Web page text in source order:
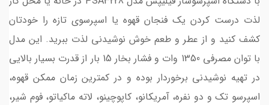
لذت درست کردن یک فنجان قهوه یا اسپرسوی تازه را خودتان
کشف کنید و از عطر و طعم خوش نوشیدنی لذت ببرید. این مدل
با توان مصرفی 1350 وات و فشار بخار 15 بار از قدرت بسیار بالایی
در تهیه نوشیدنی برخوردار بوده و در کمترین زمان ممکن قهوه،
اسپرسو تک و دو نفره، آمریکانو، کاپوچینو، لاته ماکیاتو، فوم شیر،